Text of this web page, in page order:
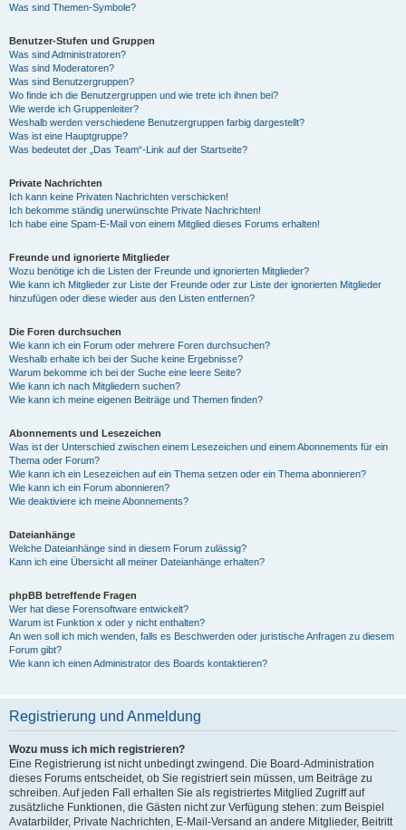
Was sind Themen-Symbole?
Benutzer-Stufen und Gruppen
Was sind Administratoren?
Was sind Moderatoren?
Was sind Benutzergruppen?
Wo finde ich die Benutzergruppen und wie trete ich ihnen bei?
Wie werde ich Gruppenleiter?
Weshalb werden verschiedene Benutzergruppen farbig dargestellt?
Was ist eine Hauptgruppe?
Was bedeutet der „Das Team“-Link auf der Startseite?
Private Nachrichten
Ich kann keine Privaten Nachrichten verschicken!
Ich bekomme ständig unerwünschte Private Nachrichten!
Ich habe eine Spam-E-Mail von einem Mitglied dieses Forums erhalten!
Freunde und ignorierte Mitglieder
Wozu benötige ich die Listen der Freunde und ignorierten Mitglieder?
Wie kann ich Mitglieder zur Liste der Freunde oder zur Liste der ignorierten Mitglieder
hinzufügen oder diese wieder aus den Listen entfernen?
Die Foren durchsuchen
Wie kann ich ein Forum oder mehrere Foren durchsuchen?
Weshalb erhalte ich bei der Suche keine Ergebnisse?
Warum bekomme ich bei der Suche eine leere Seite?
Wie kann ich nach Mitgliedern suchen?
Wie kann ich meine eigenen Beiträge und Themen finden?
Abonnements und Lesezeichen
Was ist der Unterschied zwischen einem Lesezeichen und einem Abonnements für ein
Thema oder Forum?
Wie kann ich ein Lesezeichen auf ein Thema setzen oder ein Thema abonnieren?
Wie kann ich ein Forum abonnieren?
Wie deaktiviere ich meine Abonnements?
Dateianhänge
Welche Dateianhänge sind in diesem Forum zulässig?
Kann ich eine Übersicht all meiner Dateianhänge erhalten?
phpBB betreffende Fragen
Wer hat diese Forensoftware entwickelt?
Warum ist Funktion x oder y nicht enthalten?
An wen soll ich mich wenden, falls es Beschwerden oder juristische Anfragen zu diesem
Forum gibt?
Wie kann ich einen Administrator des Boards kontaktieren?
Registrierung und Anmeldung
Wozu muss ich mich registrieren?
Eine Registrierung ist nicht unbedingt zwingend. Die Board-Administration
dieses Forums entscheidet, ob Sie registriert sein müssen, um Beiträge zu
schreiben. Auf jeden Fall erhalten Sie als registriertes Mitglied Zugriff auf
zusätzliche Funktionen, die Gästen nicht zur Verfügung stehen: zum Beispiel
Avatarbilder, Private Nachrichten, E-Mail-Versand an andere Mitglieder, Beitritt